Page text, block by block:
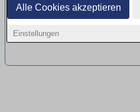
Alle Cookies akzeptieren
Einstellungen
Bibliothekar
Bildung und
BITE GmbH | Ulm